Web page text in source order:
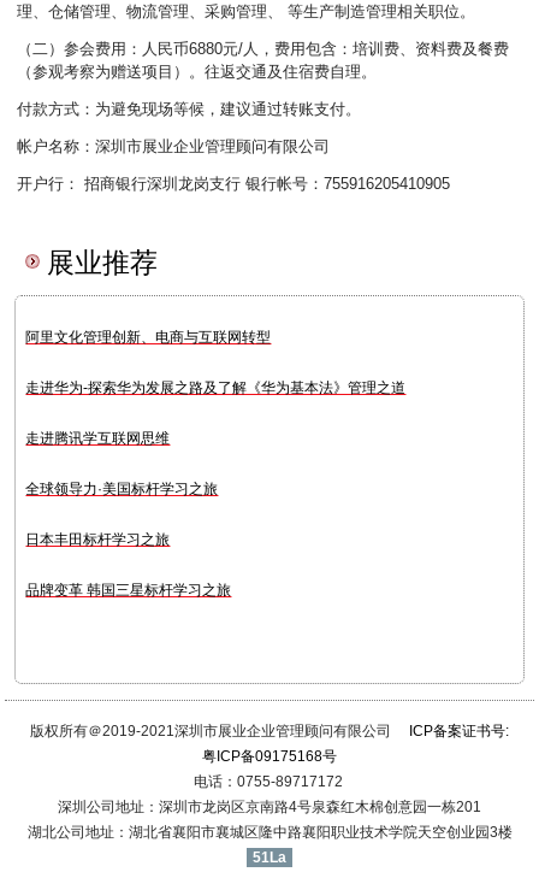
理、仓储管理、物流管理、采购管理、 等生产制造管理相关职位。
（二）参会费用：人民币6880元/人，费用包含：培训费、资料费及餐费
（参观考察为赠送项目）。往返交通及住宿费自理。
付款方式：为避免现场等候，建议通过转账支付。
帐户名称：深圳市展业企业管理顾问有限公司
开户行： 招商银行深圳龙岗支行 银行帐号：755916205410905
展业推荐
阿里文化管理创新、电商与互联网转型
走进华为-探索华为发展之路及了解《华为基本法》管理之道
走进腾讯学互联网思维
全球领导力·美国标杆学习之旅
日本丰田标杆学习之旅
品牌变革 韩国三星标杆学习之旅
版权所有＠2019-2021深圳市展业企业管理顾问有限公司
ICP备案证书号:
粤ICP备09175168号
电话：0755-89717172
深圳公司地址：深圳市龙岗区京南路4号泉森红木棉创意园一栋201
湖北公司地址：湖北省襄阳市襄城区隆中路襄阳职业技术学院天空创业园3楼
51La